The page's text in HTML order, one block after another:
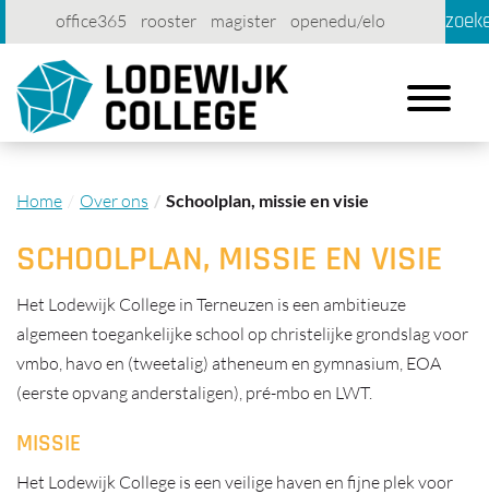
office365 rooster magister
openedu/elo
account
contact printen
Toggle
Home Over ons Schoolplan, missie en visie
SCHOOLPLAN, MISSIE EN VISIE
Het Lodewijk College in Terneuzen is een ambitieuze
algemeen toegankelijke school op christelijke grondslag voor
vmbo, havo en (tweetalig) atheneum en gymnasium, EOA
(eerste opvang anderstaligen), pré-mbo en LWT.
MISSIE
Het Lodewijk College is een veilige haven en fijne plek voor